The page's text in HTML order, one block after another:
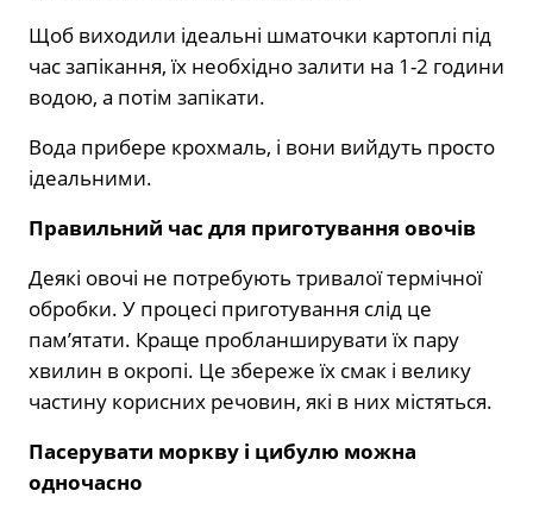
Щоб виходили ідеальні шматочки картоплі під
час запікання, їх необхідно залити на 1-2 години
водою, а потім запікати.
Вода прибере крохмаль, і вони вийдуть просто
ідеальними.
Правильний час для приготування овочів
Деякі овочі не потребують тривалої термічної
обробки. У процесі приготування слід це
пам’ятати. Краще пробланширувати їх пару
хвилин в окропі. Це збереже їх смак і велику
частину корисних речовин, які в них містяться.
Пасерувати моркву і цибулю можна
одночасно